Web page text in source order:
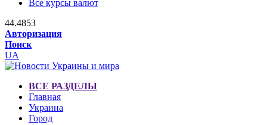
Все курсы валют
44.4853
Авторизация
Поиск
UA
ВСЕ РАЗДЕЛЫ
Главная
Украина
Город